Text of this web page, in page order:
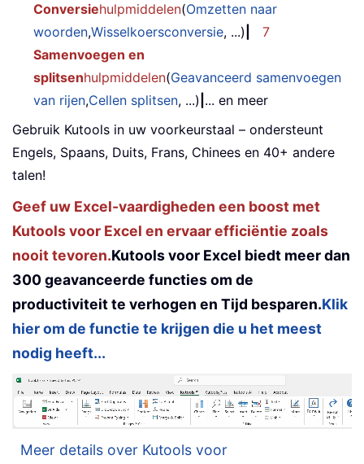
Conversiehulpmiddelen(Omzetten naar
woorden,Wisselkoersconversie, ...)
7
Samenvoegen en
splitsenhulpmiddelen(Geavanceerd samenvoegen
van rijen,Cellen splitsen, ...) ... en meer
Gebruik Kutools in uw voorkeurstaal – ondersteunt
Engels, Spaans, Duits, Frans, Chinees en 40+ andere
talen!
Geef uw Excel-vaardigheden een boost met
Kutools voor Excel en ervaar efficiëntie zoals
nooit tevoren.Kutools voor Excel biedt meer dan
300 geavanceerde functies om de
productiviteit te verhogen en Tijd besparen.Klik
hier om de functie te krijgen die u het meest
nodig heeft...
Meer details over Kutools voor